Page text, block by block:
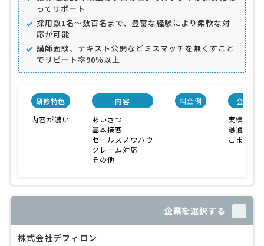
ってサポート
採用数1名〜数百名まで、豊富な経験により柔軟な対
応が可能
講師面談、テキスト公開などミスマッチを無くすこと
でリピート率90％以上
研修特色
内容が濃い
内容
あいさつ
基本接客
セールスノウハウ
クレーム対応
その他
料金例
会社特
実績が豊
融通が利
こまめな
企業を選択する
株式会社デフィロン